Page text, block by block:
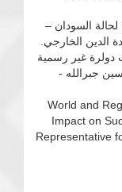
السودان –
الدين الخارجي.
دولرة غير رسمية
جبرالله -
World and
Impact on
Representative